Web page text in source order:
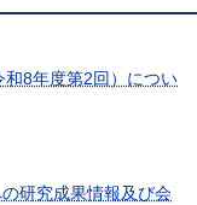
和8年度第2回）につい
研究成果情報及び会